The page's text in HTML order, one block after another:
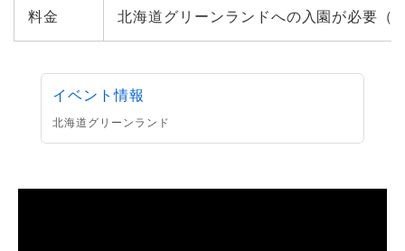
5月7日(日) ひろがるスカイ！プリキュアショー＠札幌競馬
ンランド
5月20日(土)・21日(日) ひろがるスカイ！プリキュア ハ
イタッチ会＠アクセスサッポロ
5月21日(日) それいけ！アンパンマン ショー＠北海道グリ
5月27日(土) 仮面ライダーギーツショー＠アリオ札幌
料金 北海道グリーンランドへの入園が必要（
イベント情報
北海道グリーンランド